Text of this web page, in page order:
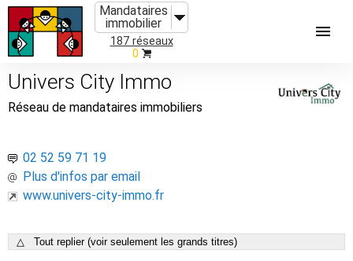
Mandataires
immobilier
187 réseaux
0
Univers City Immo
Réseau de mandataires immobiliers
02 52 59 71 19
Plus d'infos par email
www.univers-city-immo.fr
△ Tout replier (voir seulement les grands titres)